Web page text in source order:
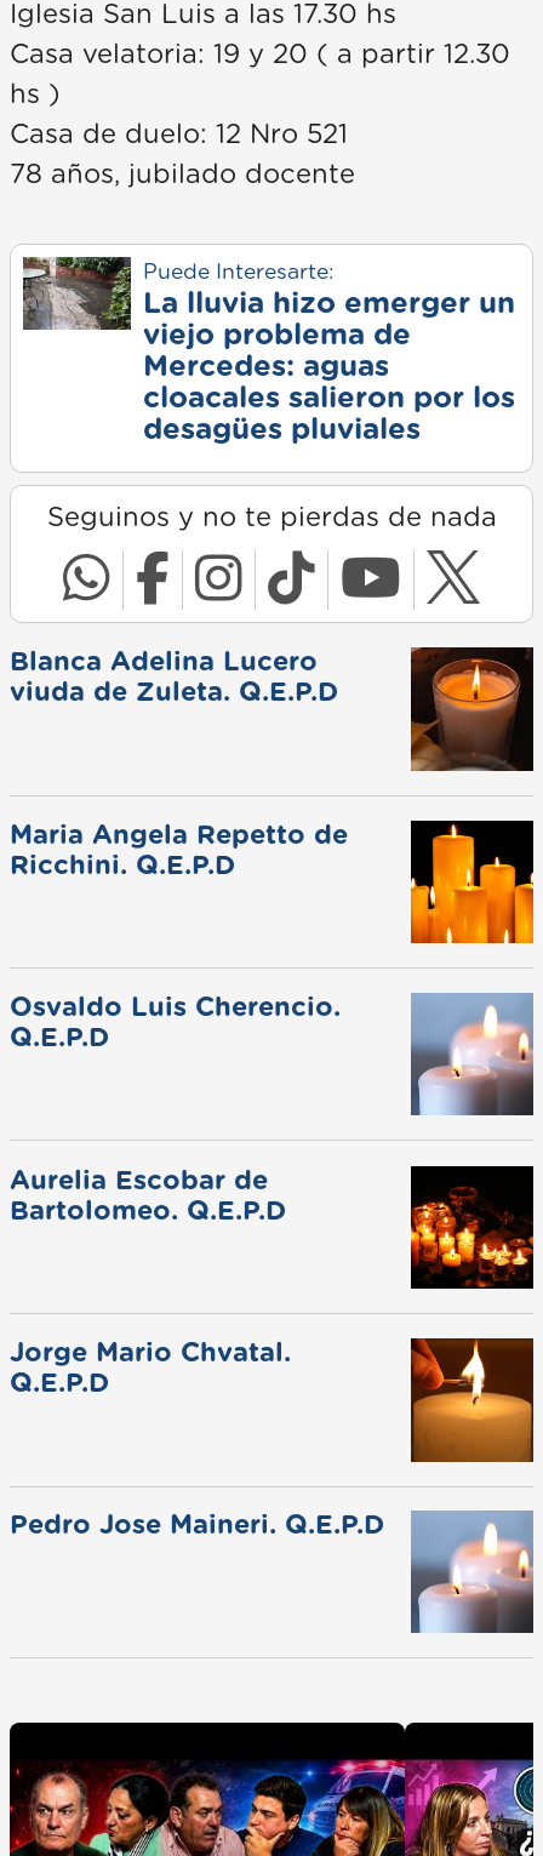
Iglesia San Luis a las 17.30 hs
Casa velatoria: 19 y 20 ( a partir 12.30
hs )
Casa de duelo: 12 Nro 521
78 años, jubilado docente
Puede Interesarte:
La lluvia hizo emerger un
viejo problema de
Mercedes: aguas
cloacales salieron por los
desagües pluviales
Seguinos y no te pierdas de nada
Blanca Adelina Lucero
viuda de Zuleta. Q.E.P.D
Maria Angela Repetto de
Ricchini. Q.E.P.D
Osvaldo Luis Cherencio.
Q.E.P.D
Aurelia Escobar de
Bartolomeo. Q.E.P.D
Jorge Mario Chvatal.
Q.E.P.D
Pedro Jose Maineri. Q.E.P.D